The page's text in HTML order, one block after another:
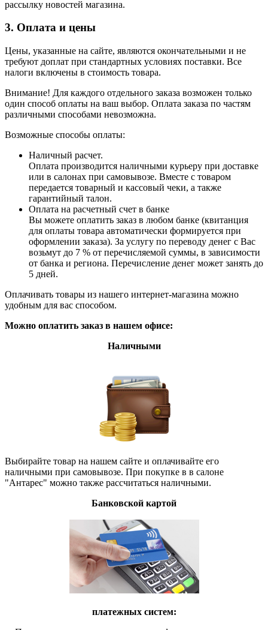
рассылку новостей магазина.
3. Оплата и цены
Цены, указанные на сайте, являются окончательными и не
требуют доплат при стандартных условиях поставки. Все
налоги включены в стоимость товара.
Внимание! Для каждого отдельного заказа возможен только
один способ оплаты на ваш выбор. Оплата заказа по частям
различными способами невозможна.
Возможные способы оплаты:
Наличный расчет.
Оплата производится наличными курьеру при доставке
или в салонах при самовывозе. Вместе с товаром
передается товарный и кассовый чеки, а также
гарантийный талон.
Оплата на расчетный счет в банке
Вы можете оплатить заказ в любом банке (квитанция
для оплаты товара автоматически формируется при
оформлении заказа). За услугу по переводу денег с Вас
возьмут до 7 % от перечисляемой суммы, в зависимости
от банка и региона. Перечисление денег может занять до
5 дней.
Оплачивать товары из нашего интернет-магазина можно
удобным для вас способом.
Можно оплатить заказ в нашем офисе:
Наличными
Выбирайте товар на нашем сайте и оплачивайте его
наличными при самовывозе. При покупке в в салоне
"Антарес" можно также рассчитаться наличными.
Банковской картой
платежных систем: